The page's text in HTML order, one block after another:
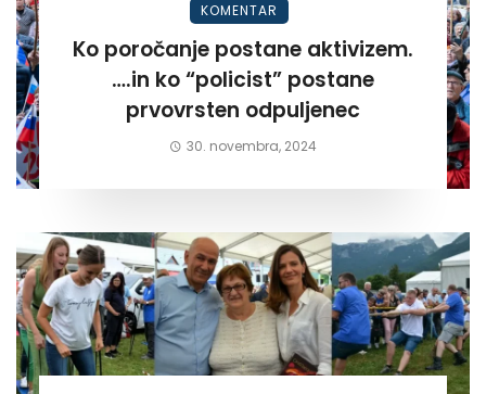
KOMENTAR
Ko poročanje postane aktivizem.
….in ko “policist” postane
prvovrsten odpuljenec
30. novembra, 2024